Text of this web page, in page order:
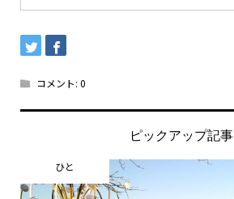
コメント: 0
ピックアップ記事
ひと